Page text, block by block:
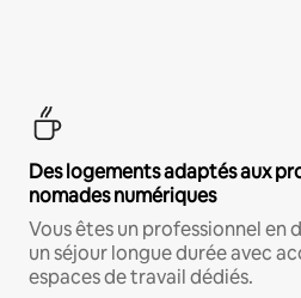
Des logements adaptés aux
nomades numériques
Vous êtes un professionnel en
un séjour longue durée avec
espaces de travail dédiés.